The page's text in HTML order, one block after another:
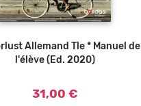
Ajouter au panier
Allemand Tle * Manuel de
l'élève (Ed. 2020)
31,00 €